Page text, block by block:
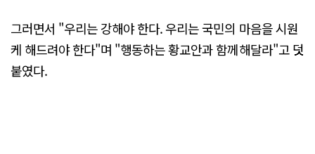
그러면서 "우리는 강해야 한다. 우리는 국민의 마음을 시원
케 해드려야 한다"며 "행동하는 황교안과 함께해달라"고 덧
붙였다.